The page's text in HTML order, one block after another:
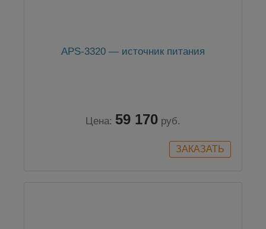
APS-3320 — источник питания
Цена: 59 170 руб.